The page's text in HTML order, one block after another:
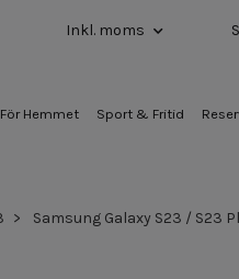
Inkl. moms
För Hemmet Sport & Fritid
Samsung Galaxy S23 / S23